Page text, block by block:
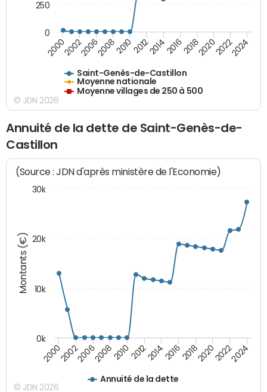
Saint-Genès-de-Castillon
Moyenne nationale
Moyenne villages de 250 à 500
200020022006200820102012201420162018202020222024
0
250
© JDN 2026
Annuité de la dette de Saint-Genès-de-
Castillon
Montants (€)
(Source : JDN d'après ministère de l'Economie)
Annuité de la dette
200020022006200820102012201420162018202020222024
0k
10k
20k
30k
© JDN 2026